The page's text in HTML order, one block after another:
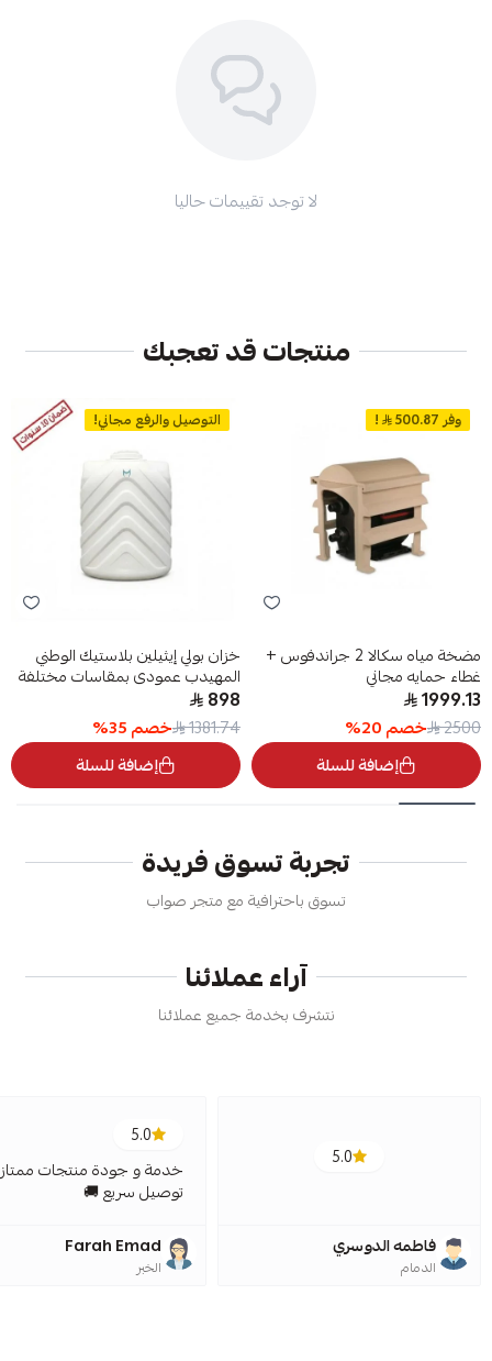
لا توجد تقييمات حاليا
منتجات قد تعجبك
وفر 500.87 !
مضخة مياه سكالا 2 جراندفوس +
غطاء حمايه مجاني
1999.13
2500 خصم20
%
إضافة للسلة
التوصيل والرفع مجاني!
خزان بولي إيثيلين بلاستيك الوطني
المهيدب عمودى بمقاسات مختلفة
898
1381.74 خصم35
%
إضافة للسلة
تجربة تسوق فريدة
تسوق باحترافية مع متجر صواب
آراء عملائنا
نتشرف بخدمة جميع عملائنا
5.0
فاطمه الدوسري
الدمام
5.0
خدمة و جودة منتجات
توصيل سريع 🚚
Farah Emad
الخبر